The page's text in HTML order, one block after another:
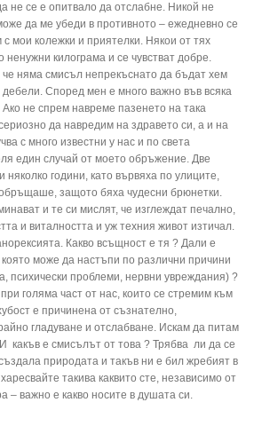
не се е опитвало да отслабне. Никой не
да ме убеди в противното – ежедневно се
мои колежки и приятелки. Някои от тях
ненужни килограма и се чувстват добре.
няма смисъл непрекъснато да бъдат хем
дебели. Според мен е много важно във всяка
не спрем навреме пазенето на така
да навредим на здравето си, а и на
с много известни у нас и по света
един случай от моето обръжение. Две
няколко години, като вървяха по улиците,
обръщаше, защото бяха чудесни брюнетки.
и те си мислят, че изглеждат печално,
и виталността и уж техния живот изтичал.
Какво всъщност е тя ? Дали е
може да настъпи по различни причини
психически проблеми, нервни увреждания) ?
голяма част от нас, които се стремим към
е причинена от съзнателно,
гладуване и отслабване. Искам да питам
какъв е смисълът от това ? Трябва ли да се
природата и такъв ни е бил жребият в
такива каквито сте, независимо от
– важно е какво носите в душата си.